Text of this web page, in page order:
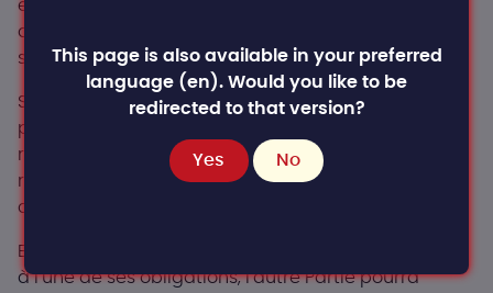
email par l’une des Parties ou, dans le cas du Client,
directement depuis son interface disponible sur le
site internet.
Si le Client résilie la maintenance avant la fin d’une
période contractuelle en cours, le Client reste
redevable du paiement de l’intégralité de la
redevance pour ladite période contractuelle en
cours.
En cas de manquement grave par l’une des Parties
à l’une de ses obligations, l’autre Partie pourra
This page is also available in your preferred
language (en). Would you like to be
redirected to that version?
Yes No